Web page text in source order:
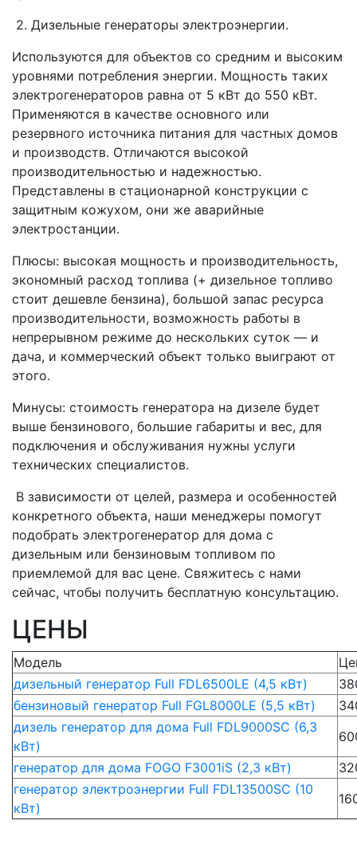
2. Дизельные генераторы электроэнергии.
Используются для объектов со средним и высоким
уровнями потребления энергии. Мощность таких
электрогенераторов равна от 5 кВт до 550 кВт.
Применяются в качестве основного или
резервного источника питания для частных домов
и производств. Отличаются высокой
производительностью и надежностью.
Представлены в стационарной конструкции с
защитным кожухом, они же аварийные
электростанции.
Плюсы: высокая мощность и производительность,
экономный расход топлива (+ дизельное топливо
стоит дешевле бензина), большой запас ресурса
производительности, возможность работы в
непрерывном режиме до нескольких суток — и
дача, и коммерческий объект только выиграют от
этого.
Минусы: стоимость генератора на дизеле будет
выше бензинового, большие габариты и вес, для
подключения и обслуживания нужны услуги
технических специалистов.
В зависимости от целей, размера и особенностей
конкретного объекта, наши менеджеры помогут
подобрать электрогенератор для дома с
дизельным или бензиновым топливом по
приемлемой для вас цене. Свяжитесь с нами
сейчас, чтобы получить бесплатную консультацию.
ЦЕНЫ
Модель
дизельный генератор Full FDL6500LE (4,5 кВт)
бензиновый генератор Full FGL8000LE (5,5 кВт)
дизель генератор для дома Full FDL9000SC (6,3
кВт)
генератор для дома FOGO F3001iS (2,3 кВт)
генератор электроэнергии Full FDL13500SC (10
кВт)